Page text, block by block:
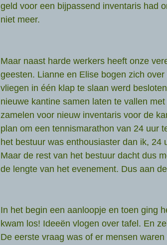
geld voor een bijpassend inventaris had
niet meer.
Maar naast harde werkers heeft onze
geesten. Lianne en Elise bogen zich
vliegen in één klap te slaan werd
nieuwe kantine samen laten te vallen
zamelen voor nieuw inventaris voor de
plan om een tennismarathon van 24 uur
het bestuur was enthousiaster dan ik, 24
Maar de rest van het bestuur dacht dus
de lengte van het evenement. Dus aan
In het begin een aanloopje en toen ging
kwam los! Ideeën vlogen over tafel. En
De eerste vraag was of er mensen